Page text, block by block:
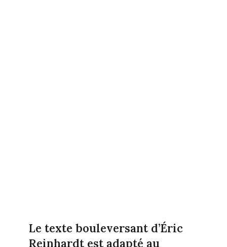
Le texte bouleversant d’Éric
Reinhardt est adapté au